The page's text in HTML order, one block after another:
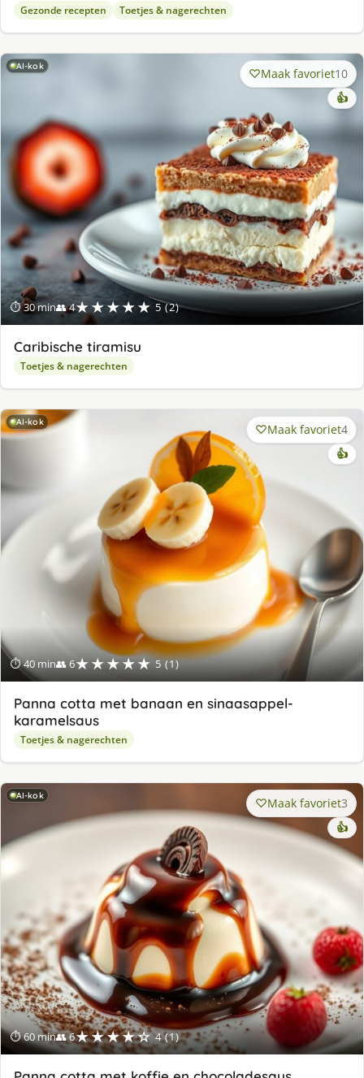
Gezonde recepten Toetjes & nagerechten
AI-kok
⏱ 30 min👥 4★★★★★ 5 (2)
Maak favoriet10
👍
Caribische tiramisu
Toetjes & nagerechten
AI-kok
⏱ 40 min👥 6★★★★★ 5 (1)
Maak favoriet4
👍
Panna cotta met banaan en sinaasappel-
karamelsaus
Toetjes & nagerechten
AI-kok
⏱ 60 min👥 6★★★★☆ 4 (1)
Maak favoriet3
👍